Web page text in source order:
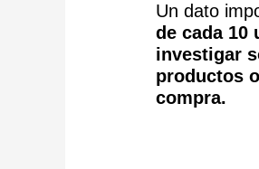
Un dato
de cada 10
investigar
productos
compra.